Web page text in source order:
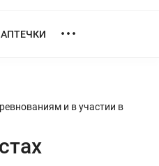
АПТЕЧКИ
и в участии в